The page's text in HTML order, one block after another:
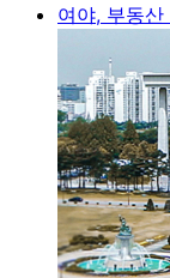
여야, 부동